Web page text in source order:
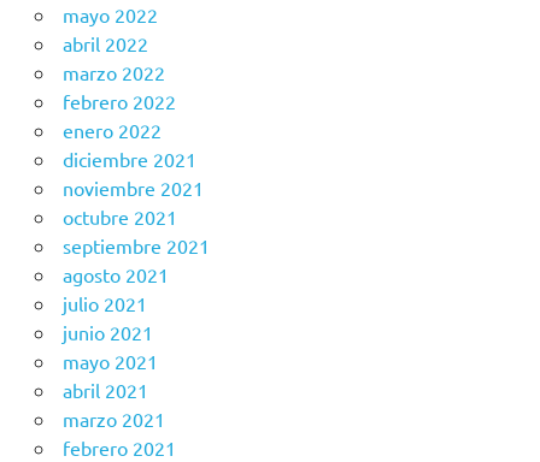
mayo 2022
abril 2022
marzo 2022
febrero 2022
enero 2022
diciembre 2021
noviembre 2021
octubre 2021
septiembre 2021
agosto 2021
julio 2021
junio 2021
mayo 2021
abril 2021
marzo 2021
febrero 2021